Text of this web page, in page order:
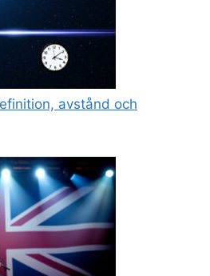
avstånd och